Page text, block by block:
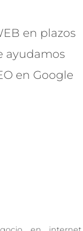
en plazos
ayudamos
en Google